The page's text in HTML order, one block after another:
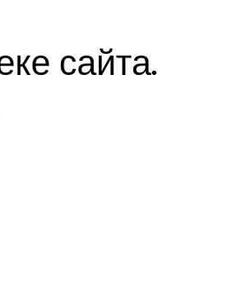
сайта.